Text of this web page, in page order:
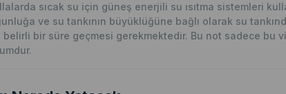
sıcak su için güneş enerjili su ısıtma sistemleri
ve su tankının büyüklüğüne bağlı olarak su
belirli bir süre geçmesi gerekmektedir. Bu not sadece bu